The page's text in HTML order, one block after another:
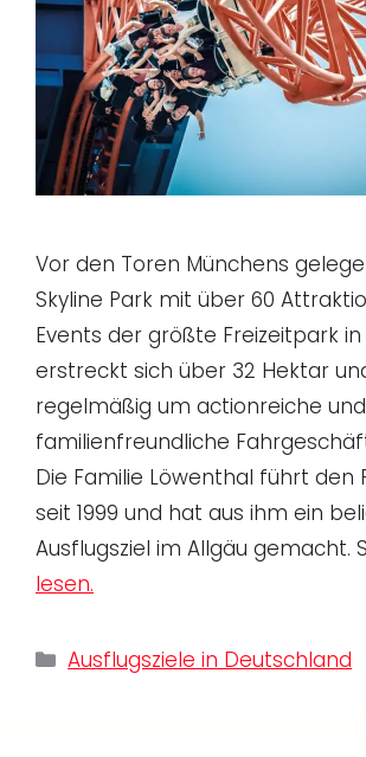
Vor den Toren Münchens
Skyline Park mit über 60
Events der größte Freizeitpark in
erstreckt sich über 32 Hektar
regelmäßig um actionreiche und
familienfreundliche
Die Familie Löwenthal führt den
seit 1999 und hat aus ihm ein
Ausflugsziel im Allgäu gemacht.
lesen.
Kategorien
Ausflugsziele in Deutschland